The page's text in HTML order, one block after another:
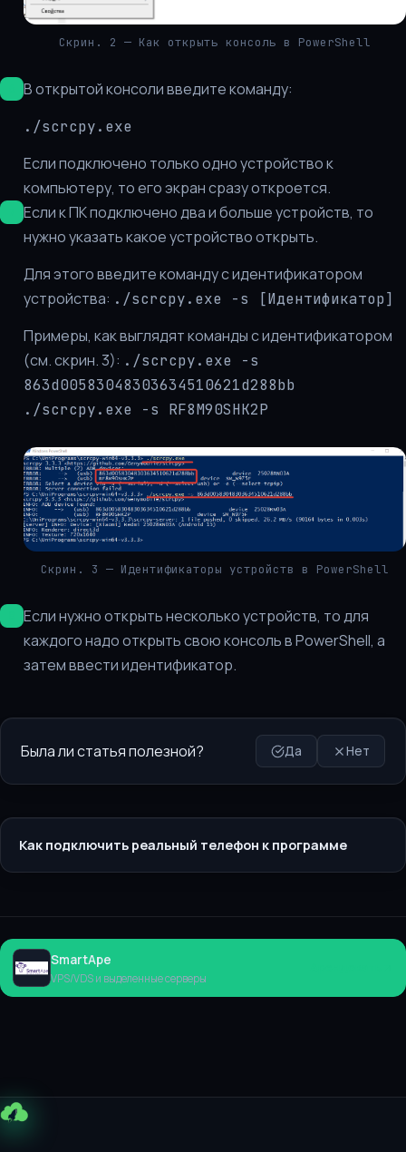
Скрин. 2 — Как открыть консоль в PowerShell
В открытой консоли введите команду:
./scrcpy.exe
Если подключено только одно устройство к
компьютеру, то его экран сразу откроется.
Если к ПК подключено два и больше устройств, то
нужно указать какое устройство открыть.
Для этого введите команду с идентификатором
устройства: ./scrcpy.exe -s [Идентификатор]
Примеры, как выглядят команды с идентификатором
(см. скрин. 3): ./scrcpy.exe -s
863d00583048303634510621d288bb
./scrcpy.exe -s RF8M90SHK2P
Скрин. 3 — Идентификаторы устройств в PowerShell
Если нужно открыть несколько устройств, то для
каждого надо открыть свою консоль в PowerShell, а
затем ввести идентификатор.
Была ли статья полезной? Да Нет
Как подключить реальный телефон к программе
SmartApe
VPS/VDS и выделенные серверы